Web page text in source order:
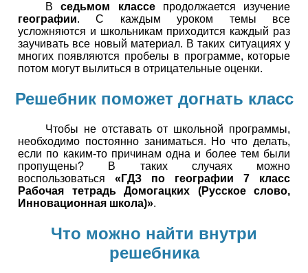
Вседьмом классепродолжается изучение
географии. С каждым уроком темы все
усложняются и школьникам приходится каждый раз
заучивать все новый материал. В таких ситуациях у
многих появляются пробелы в программе, которые
потом могут вылиться в отрицательные оценки.
Решебник поможет догнать класс
Чтобы не отставать от школьной программы,
необходимо постоянно заниматься. Но что делать,
если по каким-то причинам одна и более тем были
пропущены? В таких случаях можно
воспользоваться «ГДЗ по географии 7 класс
Рабочая тетрадь Домогацких (Русское слово,
Инновационная школа)».
Что можно найти внутри
решебника